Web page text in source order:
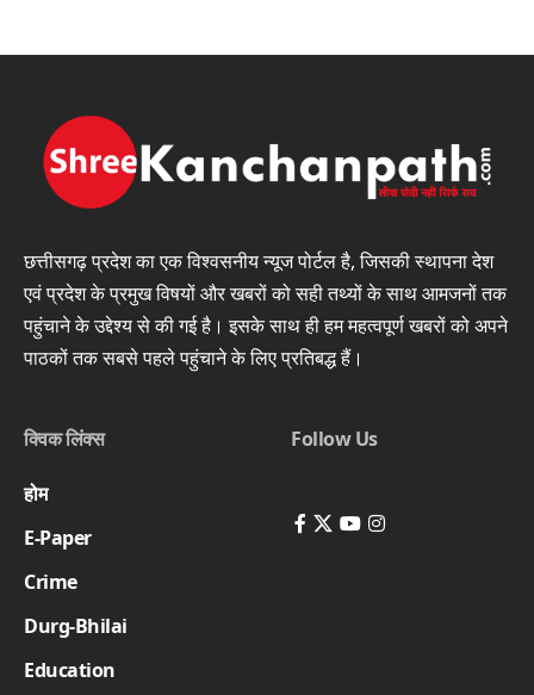
छत्तीसगढ़ प्रदेश का एक विश्वसनीय न्यूज पोर्टल है, जिसकी स्थापना देश
एवं प्रदेश के प्रमुख विषयों और खबरों को सही तथ्यों के साथ आमजनों तक
पहुंचाने के उद्देश्य से की गई है। इसके साथ ही हम महत्वपूर्ण खबरों को अपने
पाठकों तक सबसे पहले पहुंचाने के लिए प्रतिबद्ध हैं।
क्विक लिंक्स
होम
E-Paper
Crime
Durg-Bhilai
Education
Follow Us